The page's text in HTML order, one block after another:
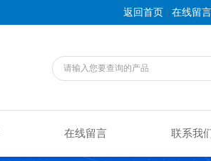
返回首页 | 在线留言
在线留言 联系我